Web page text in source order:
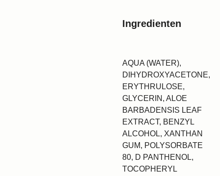
Ingredienten
AQUA (WATER),
DIHYDROXYACETONE,
ERYTHRULOSE,
GLYCERIN, ALOE
BARBADENSIS LEAF
EXTRACT, BENZYL
ALCOHOL, XANTHAN
GUM, POLYSORBATE
80, D PANTHENOL,
TOCOPHERYL